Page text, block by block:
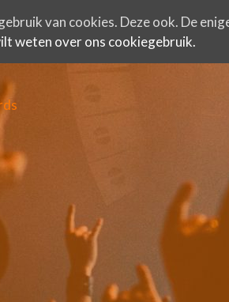
van cookies. Deze ook. De
weten over ons cookiegebruik.